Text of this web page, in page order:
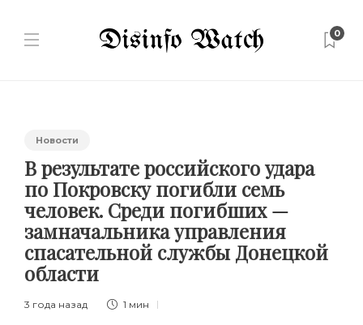
0
Новости
В результате российского удара
по Покровску погибли семь
человек. Среди погибших —
замначальника управления
спасательной службы Донецкой
области
3 года назад 1 мин